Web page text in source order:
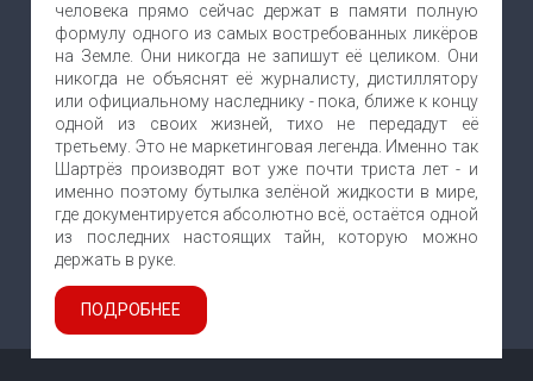
человека прямо сейчас держат в памяти полную
формулу одного из самых востребованных ликёров
на Земле. Они никогда не запишут её целиком. Они
никогда не объяснят её журналисту, дистиллятору
или официальному наследнику - пока, ближе к концу
одной из своих жизней, тихо не передадут её
третьему. Это не маркетинговая легенда. Именно так
Шартрёз производят вот уже почти триста лет - и
именно поэтому бутылка зелёной жидкости в мире,
где документируется абсолютно всё, остаётся одной
из последних настоящих тайн, которую можно
держать в руке.
ПОДРОБНЕЕ